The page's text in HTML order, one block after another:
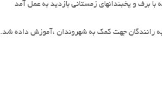
برف و یخبندانهای زمستانی بازدید به عمل آمد
رانندگان جهت کمک به شهروندان ،آموزش داده شد.